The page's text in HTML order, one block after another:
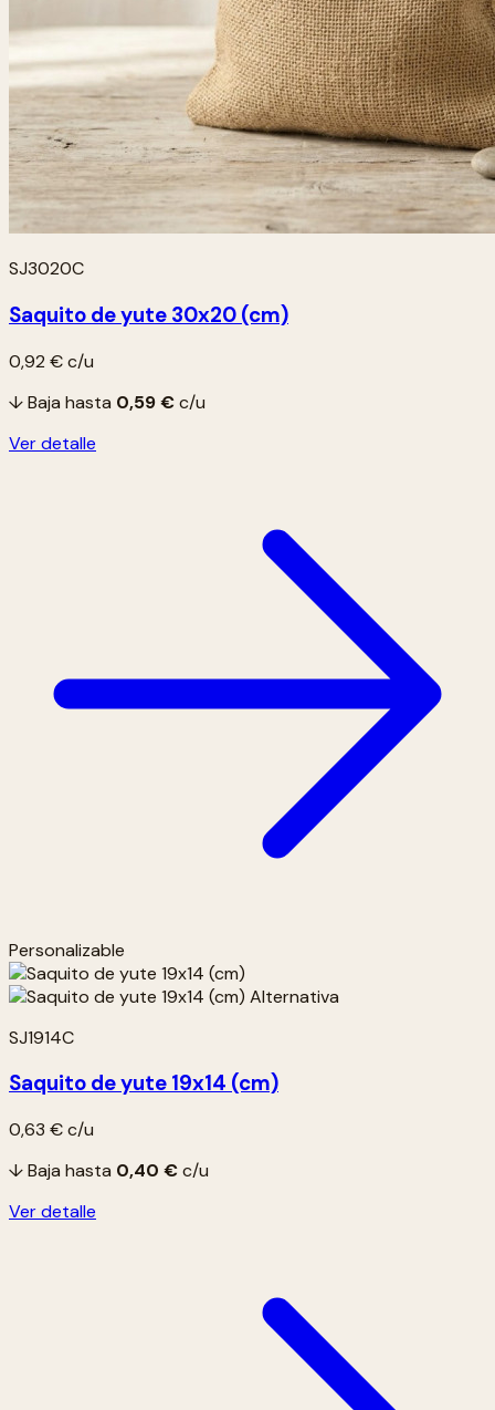
SJ3020C
Saquito de yute 30x20 (cm)
0,92 €c/u
↓ Baja hasta 0,59 €c/u
Ver detalle
Personalizable
SJ1914C
Saquito de yute 19x14 (cm)
0,63 €c/u
↓ Baja hasta 0,40 €c/u
Ver detalle